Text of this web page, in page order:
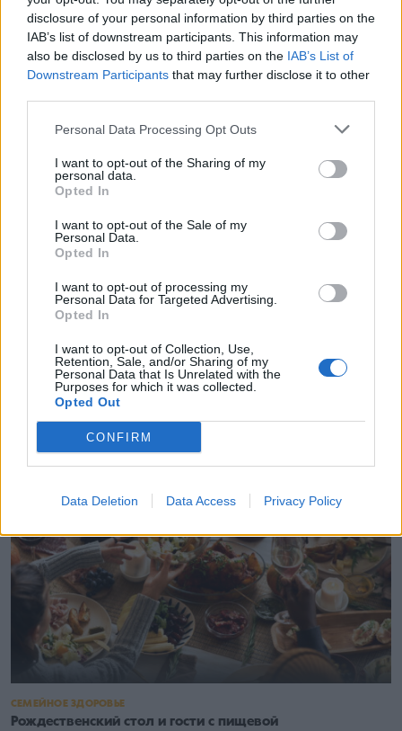
disclosure of your personal information by third parties on the
IAB’s list of downstream participants. This information may
also be disclosed by us to third parties on the IAB’s List of
Downstream Participants that may further disclose it to other
Personal Data Processing Opt Outs
I want to opt-out of the Sharing of my
personal data.
Opted In
I want to opt-out of the Sale of my
Personal Data.
Opted In
I want to opt-out of processing my
Personal Data for Targeted Advertising.
Opted In
I want to opt-out of Collection, Use,
Retention, Sale, and/or Sharing of my
Personal Data that Is Unrelated with the
Purposes for which it was collected.
Opted Out
CONFIRM
Data Deletion Data Access Privacy Policy
СЕМЕЙНОЕ ЗДОРОВЬЕ
В Страдинской больнице проведены две уникальные
операции на сердце
ОБУЧЕНИЕ ПРАВИЛЬНОМУ ПИТАНИЮ, ДИЕТЫ
Спасут от запора и выведут опасные токсины: 3
продукта, которые должны быть на вашем столе
СЕМЕЙНОЕ ЗДОРОВЬЕ
Рождественский стол и гости с пищевой